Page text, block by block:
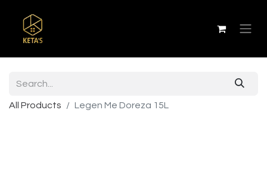
All Products Legen Me Doreza 15L